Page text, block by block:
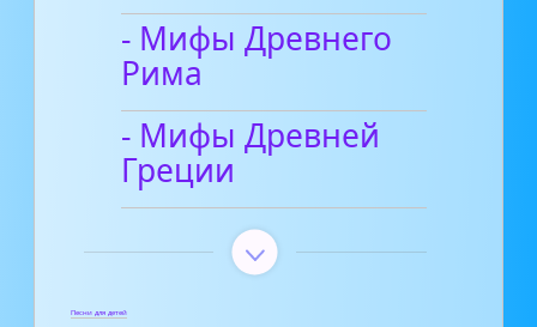
- Мифы Древнего
Рима
- Мифы Древней
Греции
Песни для детей